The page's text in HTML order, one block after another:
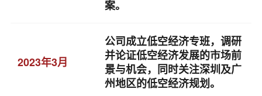
案。
2023年3月
公司成立低空经济专班，调研
并论证低空经济发展的市场前
景与机会，同时关注深圳及广
州地区的低空经济规划。